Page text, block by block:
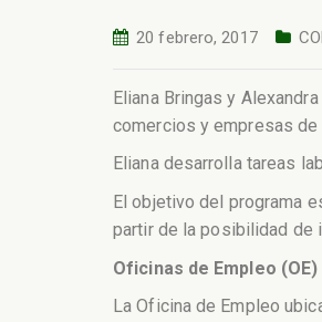
20 febrero, 2017
Eliana Bringas y
comercios y empresas de
Eliana desarrolla tareas
El objetivo del programa
partir de la posibilidad de
Oficinas de Empleo (OE)
La Oficina de Empleo